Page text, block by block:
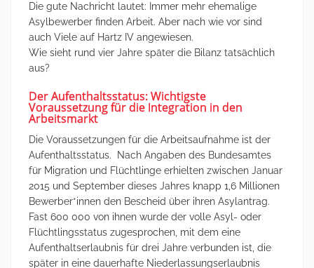
Die gute Nachricht lautet: Immer mehr ehemalige
Asylbewerber finden Arbeit. Aber nach wie vor sind
auch Viele auf Hartz IV angewiesen.
Wie sieht rund vier Jahre später die Bilanz tatsächlich
aus?
Der Aufenthaltsstatus: Wichtigste
Voraussetzung für die Integration in den
Arbeitsmarkt
Die Voraussetzungen für die Arbeitsaufnahme ist der
Aufenthaltsstatus. Nach Angaben des Bundesamtes
für Migration und Flüchtlinge erhielten zwischen Januar
2015 und September dieses Jahres knapp 1,6 Millionen
Bewerber*innen den Bescheid über ihren Asylantrag.
Fast 600 000 von ihnen wurde der volle Asyl- oder
Flüchtlingsstatus zugesprochen, mit dem eine
Aufenthaltserlaubnis für drei Jahre verbunden ist, die
später in eine dauerhafte Niederlassungserlaubnis